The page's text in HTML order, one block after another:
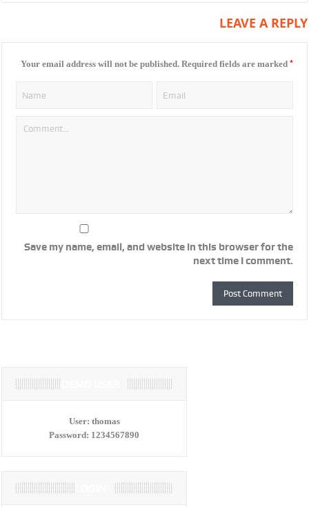
LEAVE A REPLY
Your email address will not be published. Required fields are marked *
Save my name, email, and website in this browser for the
next time I comment.
User: thomas
Password: 1234567890